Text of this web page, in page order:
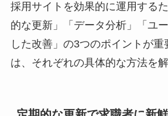
採用サイトを効果的に運用する
的な更新」「データ分析」「ユ
した改善」の3つのポイントが
は、それぞれの具体的な方法を解